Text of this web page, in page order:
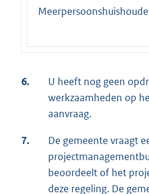
6.
U heeft nog geen
werkzaamheden op
aanvraag.
7.
De gemeente vraagt
beoordeelt of het
deze regeling. De